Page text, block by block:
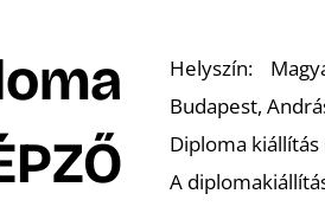
Helyszín:
Budapest,
Diploma
A